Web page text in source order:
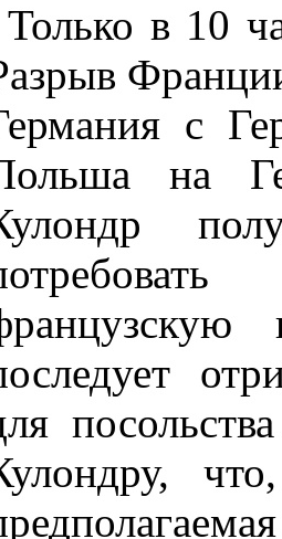
Только в 10
с
на